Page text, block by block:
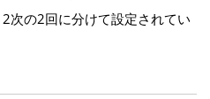
次の2回に分けて設定されてい